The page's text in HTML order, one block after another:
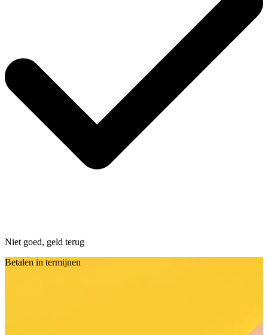
Niet goed, geld terug
Betalen in termijnen